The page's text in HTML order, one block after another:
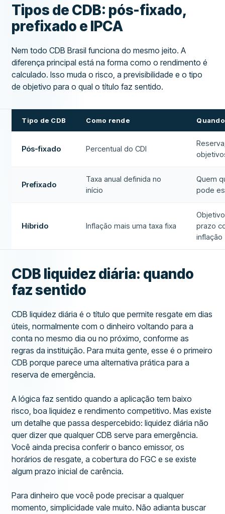
Tipos de CDB: pós-fixado,
prefixado e IPCA
Nem todo CDB Brasil funciona do mesmo jeito. A
diferença principal está na forma como o rendimento é
calculado. Isso muda o risco, a previsibilidade e o tipo
de objetivo para o qual o título faz sentido.
Tipo de CDB Como rende
Pós-fixado Percentual do CDI
Prefixado
Taxa anual definida no
início
Quem
pode
Híbrido Inflação mais uma taxa fixa
prazo
inflação
CDB liquidez diária: quando
faz sentido
CDB liquidez diária é o título que permite resgate em dias
úteis, normalmente com o dinheiro voltando para a
conta no mesmo dia ou no próximo, conforme as
regras da instituição. Para muita gente, esse é o primeiro
CDB porque parece uma alternativa prática para a
reserva de emergência.
A lógica faz sentido quando a aplicação tem baixo
risco, boa liquidez e rendimento competitivo. Mas existe
um detalhe que passa despercebido: liquidez diária não
quer dizer que qualquer CDB serve para emergência.
Você ainda precisa conferir o banco emissor, os
horários de resgate, a cobertura do FGC e se existe
algum prazo inicial de carência.
Para dinheiro que você pode precisar a qualquer
momento, simplicidade vale muito. Não adianta buscar